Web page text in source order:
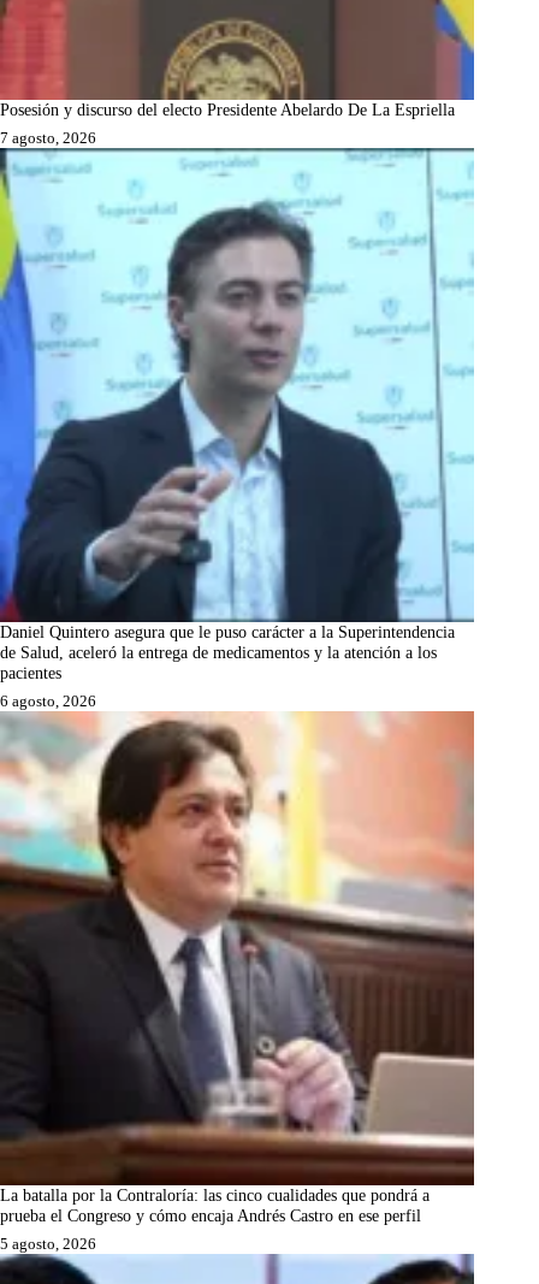
Posesión y discurso del electo Presidente Abelardo De La Espriella
7 agosto, 2026
Daniel Quintero asegura que le puso carácter a la Superintendencia
de Salud, aceleró la entrega de medicamentos y la atención a los
pacientes
6 agosto, 2026
La batalla por la Contraloría: las cinco cualidades que pondrá a
prueba el Congreso y cómo encaja Andrés Castro en ese perfil
5 agosto, 2026